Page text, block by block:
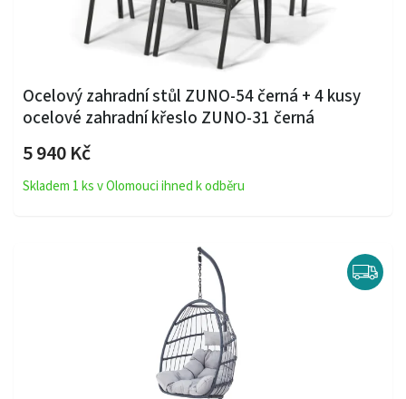
Ocelový zahradní stůl ZUNO-54 černá + 4 kusy
ocelové zahradní křeslo ZUNO-31 černá
5 940 Kč
Skladem 1 ks v Olomouci ihned k odběru